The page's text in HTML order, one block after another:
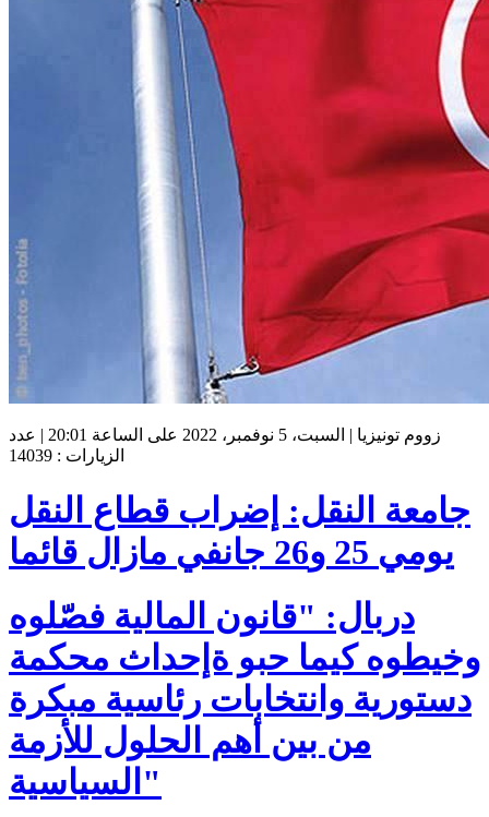
زووم تونيزيا | السبت، 5 نوفمبر، 2022 على الساعة 20:01 | عدد
الزيارات : 14039
جامعة النقل: إضراب قطاع النقل
يومي 25 و26 جانفي مازال قائما
دربال: "قانون المالية فصّلوه
وخيطوه كيما حبو ةإحداث محكمة
دستورية وانتخابات رئاسية مبكرة
من بين أهم الحلول للأزمة
السياسية"